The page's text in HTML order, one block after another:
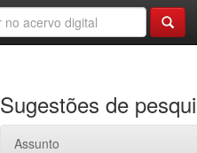
Sugestões de
Assunto